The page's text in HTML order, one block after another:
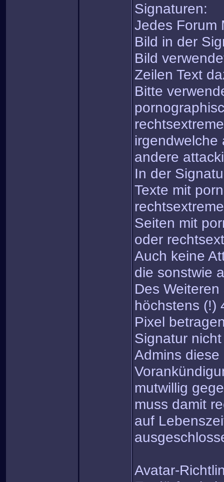
Signaturen:
Jedes Forum
Bild in der
Bild
Zeilen Text
Bitte
irgendwelche
andere
In der
Texte mit
Seiten mit
oder
Auch keine
die sonstwie
Des
höchstens (!)
Pixel
Signatur
Admins
mutwillig
muss damit
auf
Avatar-